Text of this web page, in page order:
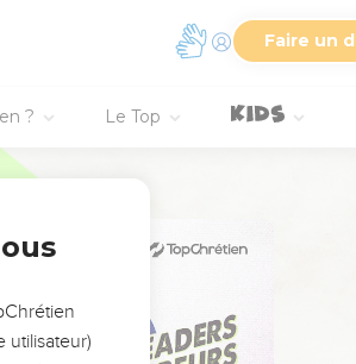
Faire un
? Le Top
utilisateur)